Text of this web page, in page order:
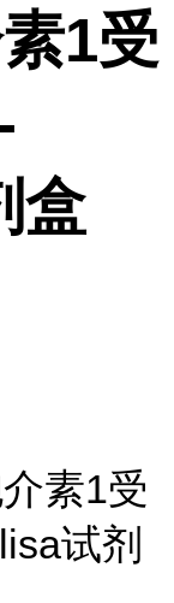
1受
盒
素1受
试剂